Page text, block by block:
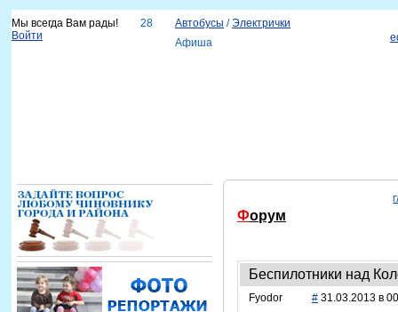
Мы всегда Вам рады!
Войти
28 Автобусы /Электрички
Афиша
Форум
Беспилотники над
Fyodor # 31.03.2013 в